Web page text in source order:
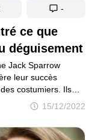
ce que
déguisement
15/12/2022
Jack Sparrow
leur succès
costumiers. Ils
qui nous fascine
-